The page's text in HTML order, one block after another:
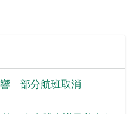
響 部分航班取消